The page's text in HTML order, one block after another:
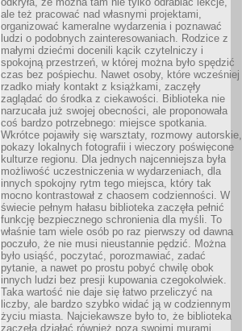
ale też pracować nad własnymi projektami,
organizować kameralne wydarzenia i poznawać
ludzi o podobnych zainteresowaniach. Rodzice z
małymi dziećmi docenili kącik czytelniczy i
spokojną przestrzeń, w której można było spędzić
czas bez pośpiechu. Nawet osoby, które wcześniej
rzadko miały kontakt z książkami, zaczęły
zaglądać do środka z ciekawości. Biblioteka nie
narzucała już swojej obecności, ale proponowała
coś bardzo potrzebnego: miejsce spotkania.
Wkrótce pojawiły się warsztaty, rozmowy autorskie,
pokazy lokalnych fotografii i wieczory poświęcone
kulturze regionu. Dla jednych najcenniejsza była
możliwość uczestniczenia w wydarzeniach, dla
innych spokojny rytm tego miejsca, który tak
mocno kontrastował z chaosem codzienności. W
świecie pełnym hałasu biblioteka zaczęła pełnić
funkcję bezpiecznego schronienia dla myśli. To
właśnie tam wiele osób po raz pierwszy od dawna
poczuło, że nie musi nieustannie pędzić. Można
było usiąść, poczytać, porozmawiać, zadać
pytanie, a nawet po prostu pobyć chwilę obok
innych ludzi bez presji kupowania czegokolwiek.
Taka wartość nie daje się łatwo przeliczyć na
liczby, ale bardzo szybko widać ją w codziennym
życiu miasta. Najciekawsze było to, że biblioteka
zaczęła działać również poza swoimi murami.